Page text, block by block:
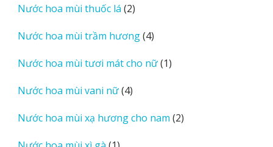
Nước hoa mùi thuốc lá 22
phẩm
Nước hoa mùi trầm hương 44
phẩm
Nước hoa mùi tươi mát cho nữ 11
Nước hoa mùi vani nữ 44
phẩm
Nước hoa mùi xạ hương cho nam 22